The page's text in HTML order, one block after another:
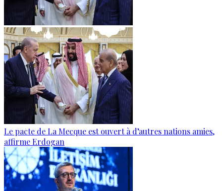
Le pacte de La Mecque est ouvert à d’autres nations amies,
affirme Erdogan